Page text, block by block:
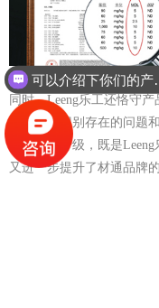
同时，Leeng乐工还恪守
和评估，识别存在的问题
品的全面升级，既是
又进一步提升了材通品牌
可以
你们是怎么收费的呢